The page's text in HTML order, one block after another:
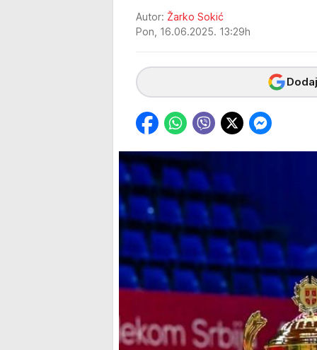
Autor: Žarko Sokić
Pon, 16.06.2025. 13:29h